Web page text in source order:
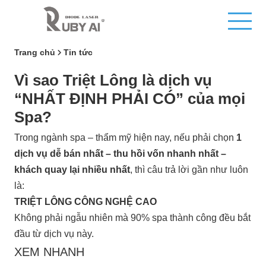
Trang chủ Tin tức
Vì sao Triệt Lông là dịch vụ
“NHẤT ĐỊNH PHẢI CÓ” của mọi
Spa?
Trong ngành spa – thẩm mỹ hiện nay, nếu phải chọn 1
dịch vụ dễ bán nhất – thu hồi vốn nhanh nhất –
khách quay lại nhiều nhất, thì câu trả lời gần như luôn
là:
TRIỆT LÔNG CÔNG NGHỆ CAO
Không phải ngẫu nhiên mà 90% spa thành công đều bắt
đầu từ dịch vụ này.
XEM NHANH